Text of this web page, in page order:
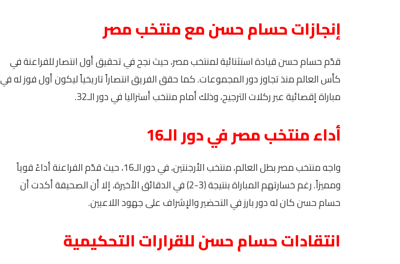
إنجازات حسام حسن مع منتخب مصر
قدّم حسام حسن قيادة استثنائية لمنتخب مصر، حيث نجح في تحقيق أول انتصار للفراعنة في
كأس العالم منذ تجاوز دور المجموعات. كما حقق الفريق انتصاراً تاريخياً ليكون أول فوز له في
مباراة إقصائية عبر ركلات الترجيح، وذلك أمام منتخب أستراليا في دور الـ32.
أداء منتخب مصر في دور الـ16
واجه منتخب مصر بطل العالم، منتخب الأرجنتين، في دور الـ16، حيث قدّم الفراعنة أداءً قوياً
ومميزاً. رغم خسارتهم المباراة بنتيجة (3-2) في الدقائق الأخيرة، إلا أن الصحيفة أكدت أن
حسام حسن كان له دور بارز في التحضير والإشراف على جهود اللاعبين.
انتقادات حسام حسن للقرارات التحكيمية